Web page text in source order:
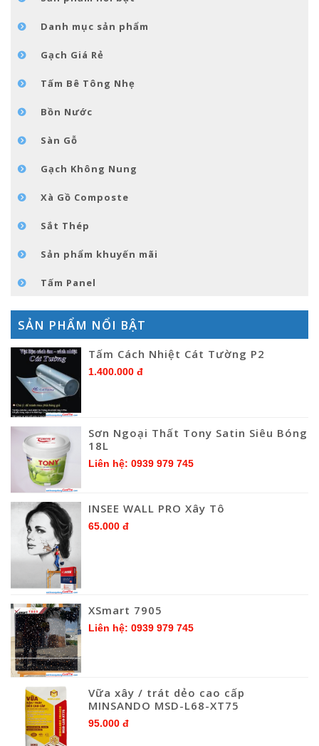
LIÊN HỆDanh mục sản phẩm
Gạch Giá Rẻ
Tấm Bê Tông Nhẹ
Bồn Nước
Sàn Gỗ
Gạch Không Nung
Xà Gồ Composte
Sắt Thép
Sản phẩm khuyến mãi
Tấm Panel
SẢN PHẨM NỔI BẬT
Tấm Cách Nhiệt Cát Tường P2
1.400.000 đ
Sơn Ngoại Thất Tony Satin Siêu Bóng
18L
Liên hệ: 0939 979 745
INSEE WALL PRO Xây Tô
65.000 đ
XSmart 7905
Liên hệ: 0939 979 745
Vữa xây / trát dẻo cao cấp
MINSANDO MSD-L68-XT75
95.000 đ